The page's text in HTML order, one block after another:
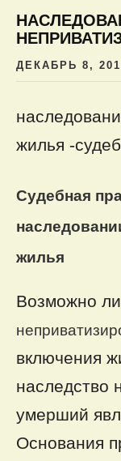
ДЕКАБРЬ 8,
жилья -
Судебная
жилья
Возможно ли
включения
наследство
умерший
Основания